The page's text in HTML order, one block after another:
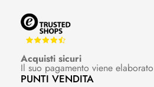
Acquisti sicuri
Il suo pagamento viene
PUNTI VENDITA